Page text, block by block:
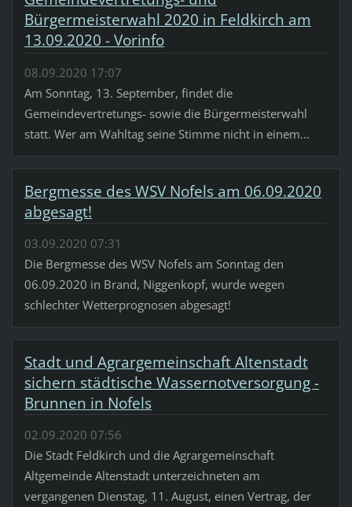
Bürgermeisterwahl 2020 in Feldkirch am
13.09.2020 - Vorinfo
08.09.2020 17:07
Am Sonntag, 13. September, findet die
Gemeindevertretungs- sowie die Bürgermeisterwahl
statt. Wer am Wahltag seine Stimme nicht in einem...
Bergmesse des WSV Nofels am 06.09.2020
abgesagt!
03.09.2020 07:31
Die Bergmesse des WSV Nofels am Sonntag den
06.09.2020 in Brand, Niggenkopf, wurde wegen
schlechter Wetterprognosen abgesagt!
Stadt und Agrargemeinschaft Altenstadt
sichern städtische Wassernotversorgung -
Brunnen in Nofels
02.09.2020 07:56
Die Stadt Feldkirch und die Agrargemeinschaft
Altgemeinde Altenstadt unterzeichneten am
vergangenen Dienstag, 11. August, einen Vertrag, der